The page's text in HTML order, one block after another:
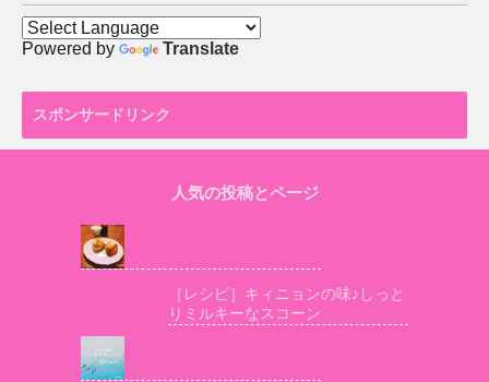
Powered by Translate
スポンサードリンク
人気の投稿とページ
［レシピ］キィニョンの味♪しっと
りミルキーなスコーン